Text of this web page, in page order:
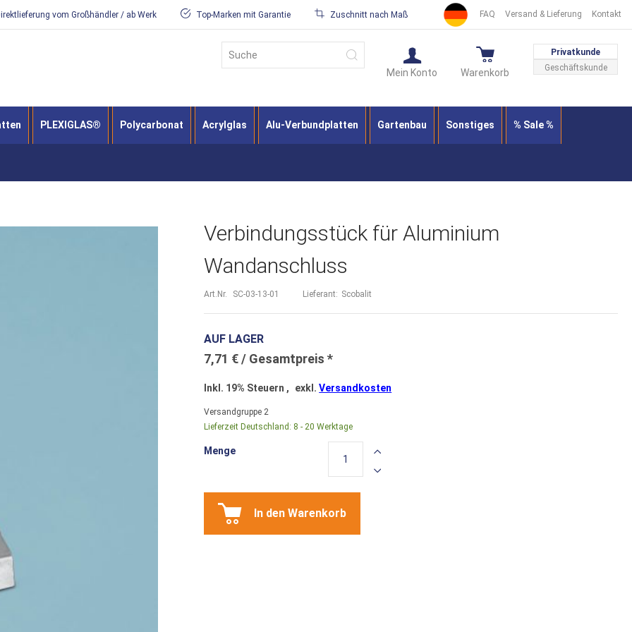
FAQ Versand & Lieferung Kontakt
vom Großhändler / ab Werk Top-Marken mit Garantie Zuschnitt nach Maß
Privatkunde
Geschäftskunde
Warenkorb
Mein Konto
Suche
PLEXIGLAS® Polycarbonat Acrylglas Alu-Verbundplatten Gartenbau Sonstiges % Sale %
Verbindungsstück für Aluminium
Wandanschluss
Art.Nr. SC-03-13-01 Lieferant: Scobalit
AUF LAGER
7,71 €
Inkl. 19% Steuern , exkl.Versandkosten
Versandgruppe 2
Lieferzeit Deutschland: 8 - 20 Werktage
Menge
In den Warenkorb